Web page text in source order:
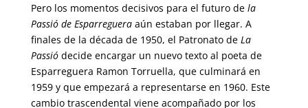
Pero los momentos decisivos para el futuro de la
Passió de Esparregueraaún estaban por llegar. A
finales de la década de 1950, el Patronato de La
Passiódecide encargar un nuevo texto al poeta de
Esparreguera Ramon Torruella, que culminará en
1959 y que empezará a representarse en 1960. Este
cambio trascendental viene acompañado por los